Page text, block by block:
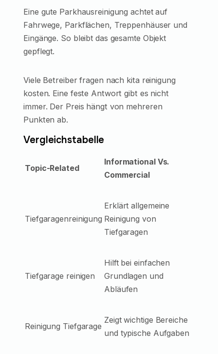
Eine gute Parkhausreinigung achtet auf
Fahrwege, Parkflächen, Treppenhäuser und
Eingänge. So bleibt das gesamte Objekt
gepflegt.
Viele Betreiber fragen nach kita reinigung
kosten. Eine feste Antwort gibt es nicht
immer. Der Preis hängt von mehreren
Punkten ab.
Vergleichstabelle
Topic-Related
Informational Vs.
Commercial
Tiefgaragenreinigung
Erklärt allgemeine
Reinigung von
Tiefgaragen
Tiefgarage reinigen
Hilft bei einfachen
Grundlagen und
Abläufen
Reinigung Tiefgarage
Zeigt wichtige Bereiche
und typische Aufgaben